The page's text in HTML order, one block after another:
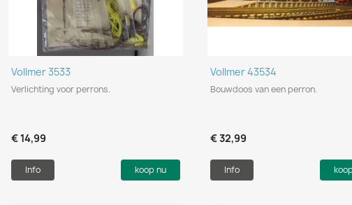
Snel bekijken
Vollmer 3533
Verlichting voor perrons.
€ 14,99
Info koop nu
Snel bekijken
Vollmer 43534
Bouwdoos van een perron.
€ 32,99
Info